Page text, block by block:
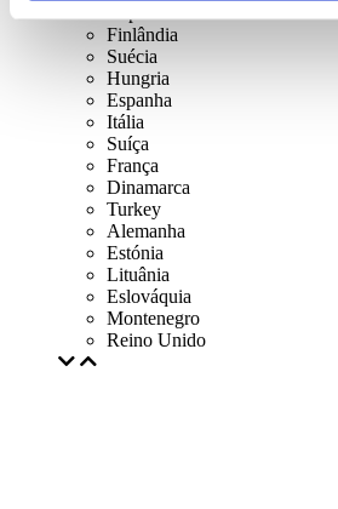
Finlândia
Suécia
Hungria
Espanha
Itália
Suíça
França
Dinamarca
Turkey
Alemanha
Estónia
Lituânia
Eslováquia
Montenegro
Reino Unido